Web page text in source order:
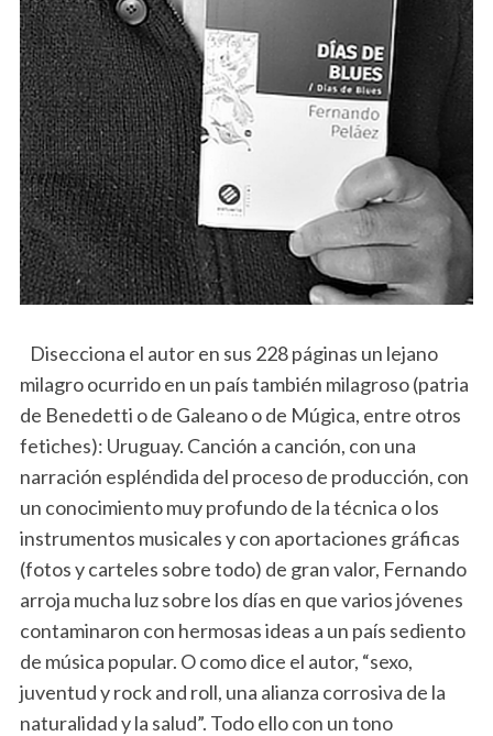
Disecciona el autor en sus 228 páginas un lejano
milagro ocurrido en un país también milagroso (patria
de Benedetti o de Galeano o de Múgica, entre otros
fetiches): Uruguay. Canción a canción, con una
narración espléndida del proceso de producción, con
un conocimiento muy profundo de la técnica o los
instrumentos musicales y con aportaciones gráficas
(fotos y carteles sobre todo) de gran valor, Fernando
arroja mucha luz sobre los días en que varios jóvenes
contaminaron con hermosas ideas a un país sediento
de música popular. O como dice el autor, “sexo,
juventud y rock and roll, una alianza corrosiva de la
naturalidad y la salud”. Todo ello con un tono